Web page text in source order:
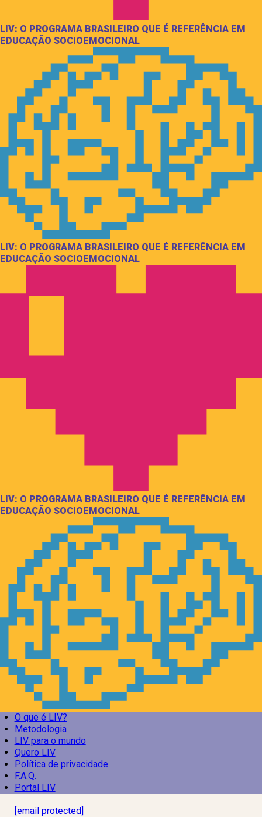
LIV: O PROGRAMA BRASILEIRO QUE É REFERÊNCIA EM
EDUCAÇÃO SOCIOEMOCIONAL
LIV: O PROGRAMA BRASILEIRO QUE É REFERÊNCIA EM
EDUCAÇÃO SOCIOEMOCIONAL
LIV: O PROGRAMA BRASILEIRO QUE É REFERÊNCIA EM
EDUCAÇÃO SOCIOEMOCIONAL
O que é LIV?
Metodologia
LIV para o mundo
Quero LIV
Política de privacidade
F.A.Q.
Portal LIV
[email protected]